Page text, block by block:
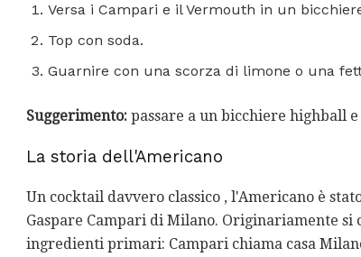
Versa i Campari e il Vermouth in un
Top con soda.
Guarnire con una scorza di limone o una
Suggerimento: passare a un bicchiere highball
La storia dell'Americano
Un cocktail davvero classico , l'Americano è
Gaspare Campari di Milano. Originariamente
ingredienti primari: Campari chiama casa